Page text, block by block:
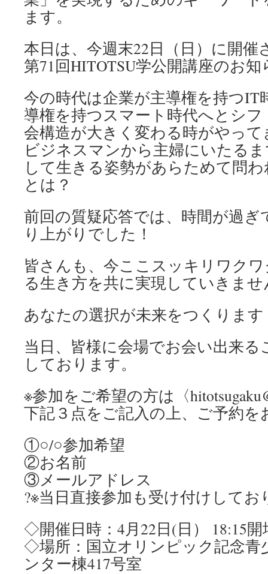
ます。
本日は、今週末22日（日）に開催
第71回HITOTSU学公開講座のお
今の時代は企業が主導権を持つIT
導権を持つスマート時代へとシ
会構造が大きく変わる時がやっ
ビジネスマンから主婦にいたる
して生きる姿勢があらためて問
とは？
前回の質疑応答では、時間が過
り上がりでした！
皆さんも、今ここスッキリワク
る生き方を共に実現していきま
あなたの選択が未来をつくります
当日、皆様に会場でお会い出来
しております。
※参加をご希望の方は〈
下記３点をご記入の上、ご予約を
①○/○参加希望
②お名前
③メールアドレス
?※当日直接参加も受け付けしてお
◇開催日時：4月22日(日） 18:15開
◇場所：国立オリンピック記念青
ンター棟417号室